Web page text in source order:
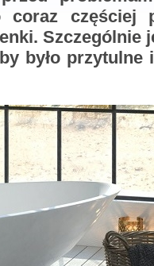
coraz częściej
Szczególnie
było przytulne